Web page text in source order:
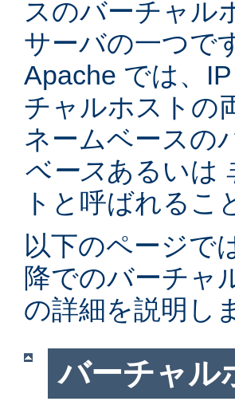
スのバーチャル
サーバの一つで
Apache では、
チャルホストの
ネームベースの
ベースあるいは
トと呼ばれるこ
以下のページで
降でのバーチャ
の詳細を説明し
バーチャル